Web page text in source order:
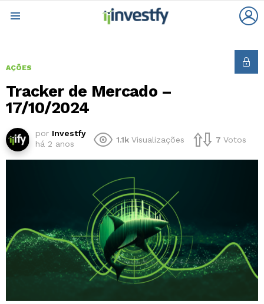
AÇÕES
Tracker de Mercado –
17/10/2024
por Investfy
há 2 anos
1.1k Visualizações 7 Votos